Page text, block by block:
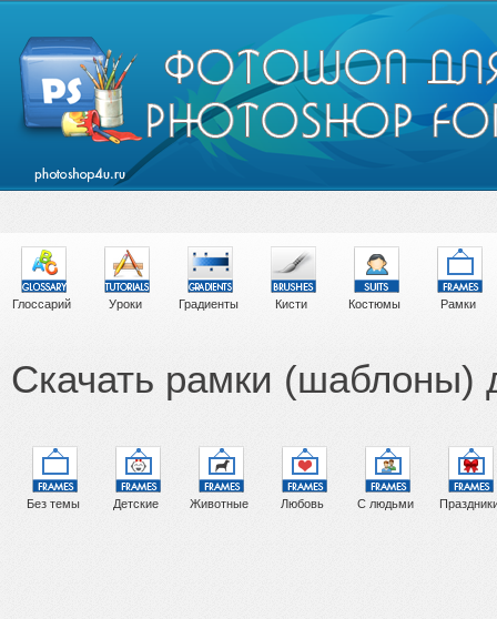
Глоссарий Уроки Градиенты Кисти Костюмы Рамки
Скачать рамки (шаблоны)
Без темы Детские Животные Любовь С людьми